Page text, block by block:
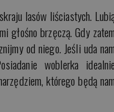
lasów liściastych.
głośno brzęczą. Gdy zatem
od niego. Jeśli uda nam
woblerka idealnie
którego będą nam